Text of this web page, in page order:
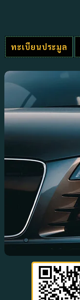
ทะเบียนประมูล